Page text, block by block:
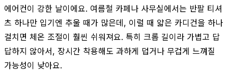
에어컨이 강한 날이에요. 여름철 카페나 사무실에서는 반팔 티셔
츠 하나만 입기엔 추울 때가 많은데, 이럴 때 얇은 카디건을 하나
걸치면 체온 조절이 훨씬 쉬워져요. 특히 크롭 길이라 가볍고 답
답하지 않아서, 장시간 착용해도 과하게 덥거나 무겁게 느껴질
가능성이 낮아요.